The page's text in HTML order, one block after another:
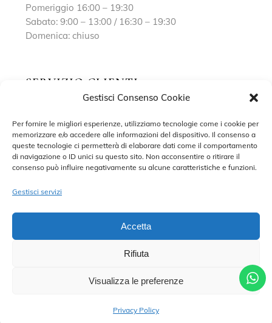
Gestisci Consenso Cookie
Per fornire le migliori esperienze, utilizziamo tecnologie come i cookie per
memorizzare e/o accedere alle informazioni del dispositivo. Il consenso a
queste tecnologie ci permetterà di elaborare dati come il comportamento
di navigazione o ID unici su questo sito. Non acconsentire o ritirare il
consenso può influire negativamente su alcune caratteristiche e funzioni.
Gestisci servizi
Accetta
Rifiuta
Visualizza le preferenze
Privacy Policy
Pomeriggio 16:00 – 19:30
Sabato: 9:00 – 13:00 / 16:30 – 19:30
Domenica: chiuso
SERVIZIO CLIENTI
Contatti
Privacy Policy
CONTRADA SANT’ONOFRIO, 58, 66034 LANCIANO (CH) P. IVA
02227590698 – DEVELOPED BY ADRIANO DI MATTEO